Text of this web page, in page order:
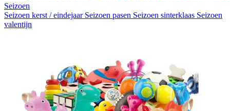
Seizoen
Seizoen kerst / eindejaar Seizoen pasen Seizoen sinterklaas Seizoen
valentijn